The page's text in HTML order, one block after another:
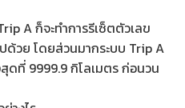
A ก็จะทำการรีเซ็ตตัวเลข
ด้วย โดยส่วนมากระบบ Trip A
สุดที่ 9999.9 กิโลเมตร ก่อนวน